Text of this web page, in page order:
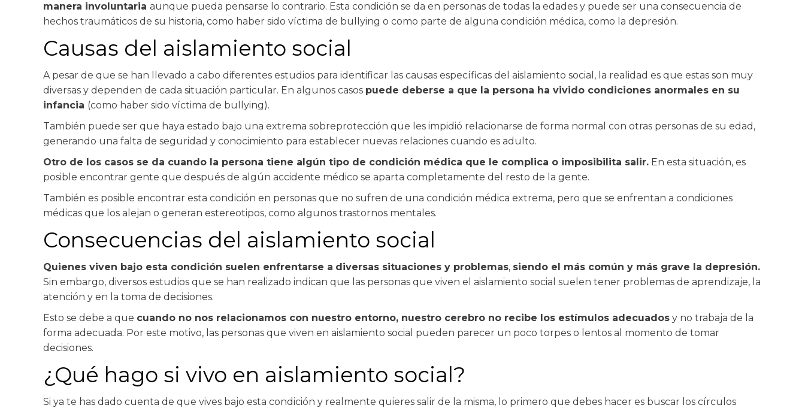
manera involuntaria aunque pueda pensarse lo contrario. Esta condición se da en personas de todas la edades y puede ser una consecuencia de
hechos traumáticos de su historia, como haber sido víctima de bullying o como parte de alguna condición médica, como la depresión.
Causas del aislamiento social
A pesar de que se han llevado a cabo diferentes estudios para identificar las causas específicas del aislamiento social, la realidad es que estas son muy
diversas y dependen de cada situación particular. En algunos casos puede deberse a que la persona ha vivido condiciones anormales en su
infancia (como haber sido víctima de bullying).
También puede ser que haya estado bajo una extrema sobreprotección que les impidió relacionarse de forma normal con otras personas de su edad,
generando una falta de seguridad y conocimiento para establecer nuevas relaciones cuando es adulto.
Otro de los casos se da cuando la persona tiene algún tipo de condición médica que le complica o imposibilita salir. En esta situación, es
posible encontrar gente que después de algún accidente médico se aparta completamente del resto de la gente.
También es posible encontrar esta condición en personas que no sufren de una condición médica extrema, pero que se enfrentan a condiciones
médicas que los alejan o generan estereotipos, como algunos trastornos mentales.
Consecuencias del aislamiento social
Quienes viven bajo esta condición suelen enfrentarse a diversas situaciones y problemas, siendo el más común y más grave la depresión.
Sin embargo, diversos estudios que se han realizado indican que las personas que viven el aislamiento social suelen tener problemas de aprendizaje, la
atención y en la toma de decisiones.
Esto se debe a que cuando no nos relacionamos con nuestro entorno, nuestro cerebro no recibe los estímulos adecuados y no trabaja de la
forma adecuada. Por este motivo, las personas que viven en aislamiento social pueden parecer un poco torpes o lentos al momento de tomar
decisiones.
¿Qué hago si vivo en aislamiento social?
Si ya te has dado cuenta de que vives bajo esta condición y realmente quieres salir de la misma, lo primero que debes hacer es buscar los círculos